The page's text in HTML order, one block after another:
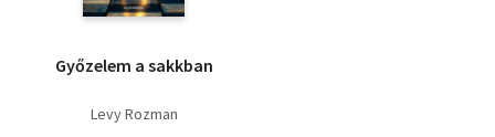
Győzelem a sakkban
Levy Rozman